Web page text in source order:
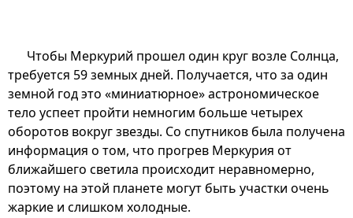
Чтобы Меркурий прошел один круг возле Солнца,
требуется 59 земных дней. Получается, что за один
земной год это «миниатюрное» астрономическое
тело успеет пройти немногим больше четырех
оборотов вокруг звезды. Со спутников была получена
информация о том, что прогрев Меркурия от
ближайшего светила происходит неравномерно,
поэтому на этой планете могут быть участки очень
жаркие и слишком холодные.